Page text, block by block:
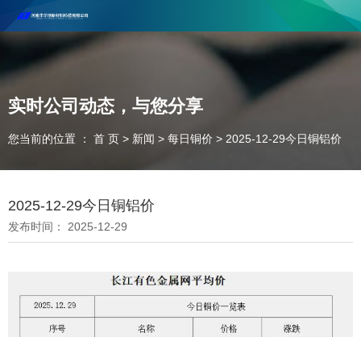
河南丰尔彻新材料科技有限公司欢迎合作咨询！
联系电话：18037947756
实时公司动态，与您分享
您当前的位置 ： 首 页 > 新闻 > 每日铜价 > 2025-12-29今日铜铝价
2025-12-29今日铜铝价
发布时间： 2025-12-29